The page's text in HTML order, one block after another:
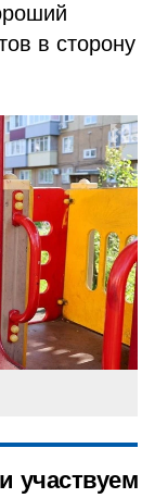
в сторону
участвуем